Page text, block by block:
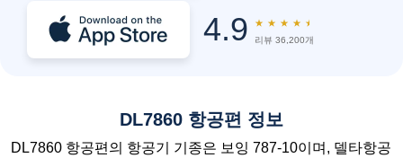
4.9 ★ ★ ★ ★ ★
리뷰 36,200개
DL7860 항공편 정보
DL7860 항공편의 항공기 기종은 보잉 787-10이며, 델타항공